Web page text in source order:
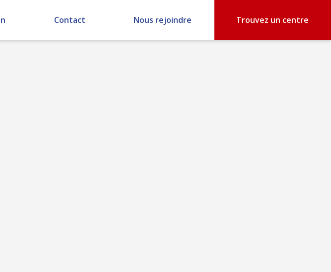
Contact Nous rejoindre Trouvez un centre